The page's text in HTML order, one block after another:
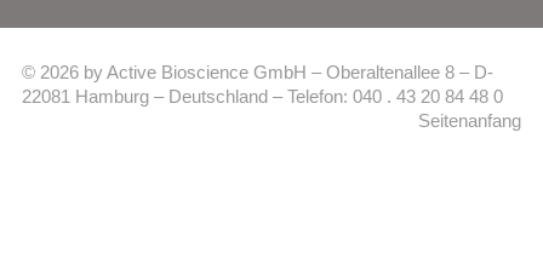
© 2026 by Active Bioscience GmbH – Oberaltenallee 8 – D-
22081 Hamburg – Deutschland – Telefon: 040 . 43 20 84 48 0
Seitenanfang